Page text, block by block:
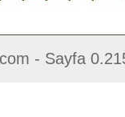
- Sayfa